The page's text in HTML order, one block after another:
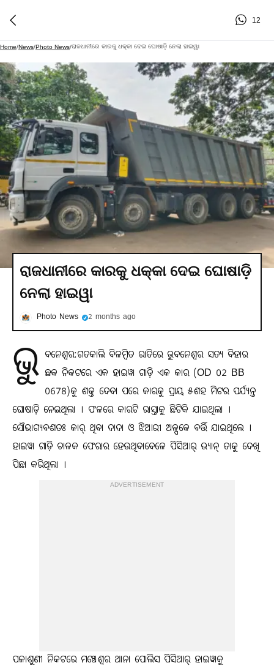
12
Home/News/Photo News/ରାଜଧାନୀରେ କାରକୁ ଧକ୍କା ଦେଇ ଘୋଷାଡ଼ି ନେଲା ହାଇୱା
ରାଜଧାନୀରେ କାରକୁ ଧକ୍କା ଦେଇ ଘୋଷାଡ଼ି
ନେଲା ହାଇୱା
Photo News 2 months ago
ଭୁ ବନେଶ୍ୱର:ଗତକାଲି ବିଳମ୍ବିତ ରାତିରେ ଭୁବନେଶ୍ୱର ସତ୍ୟ ବିହାର
ଛକ ନିକଟରେ ଏକ ହାଇୱା ଗାଡ଼ି ଏକ କାର (OD 02 BB
0678)କୁ ଶକ୍ତ ଦେବା ପରେ କାରକୁ ପ୍ରାୟ ୫ଶହ ମିଟର ପର୍ଯ୍ୟନ୍ତ
ଘୋଷାଡ଼ି ନେଇଥିଲା । ଫଳରେ କାରଟି ରାସ୍ତାକୁ ଛିଟିକି ଯାଇଥିଲା ।
ସୌଭାଗ୍ୟବଶତଃ କାର୍ ଥିବା ଦାଦା ଓ ଝିଆରୀ ଅଳ୍ପକେ ବର୍ତ୍ତି ଯାଇଥିଲେ ।
ହାଇୱା ଗାଡ଼ି ଚାଳକ ଫେରାର ହେଉଥିବାବେଳେ ପିସିଆର୍ ଭ୍ୟାନ୍ ତାକୁ ଦେଖି
ପିଛା କରିଥିଲା ।
ADVERTISEMENT
ପଳାଶୁଣୀ ନିକଟରେ ମଞ୍ଚେଶ୍ଵର ଥାନା ପୋଲିସ ପିସିଆର୍ ହାଇୱାକୁ